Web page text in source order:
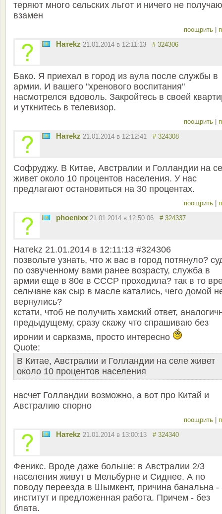
теряют много сельских льгот и ничего не
взамен
поощрить
Натekz 21.01.2014 в 12:11:13 # 324306
Бако. Я приехал в город из аула после службы в
армии. И вашего "хренового воспитания"
насмотрелся вдоволь. Закройтесь в своей
и уткнитесь в телевизор.
поощрить
Натekz 21.01.2014 в 12:12:41 # 324308
Софруджу. В Китае, Австралии и Голландии на
живет около 10 процентов населения. У нас
предлагают остановиться на 30 процентах.
поощрить
phoenixx 21.01.2014 в 12:50:06 # 324337
Натekz 21.01.2014 в 12:11:13 #324306
позвольте узнать, что ж вас в город потянуло?
по озвученному вами ранее возрасту, служба в
армии еще в 80е в СССР проходила? так в то
сельчане как сыр в масле катались, чего домой
вернулись?
кстати, чтоб не получить хамский ответ,
предыдущему, сразу скажу что спрашиваю без
иронии и сарказма, просто интересно
Quote:
В Китае, Австралии и Голландии на селе живет
около 10 процентов населения
насчет Голландии возможно, а вот про Китай и
Австралию спорно
поощрить
Натekz 21.01.2014 в 13:00:13 # 324340
Феникс. Вроде даже больше: в Австралии 2/3
населения живут в Мельбурне и Сиднее. А по
поводу переезда в Шымкент, причина банальна -
институт и предложенная работа. Причем - без
блата.